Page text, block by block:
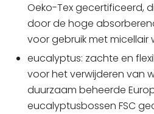
Oeko-Tex gecertificeerd,
door de hoge
voor gebruik met micellair
eucalyptus: zachte en
voor het verwijderen van
duurzaam beheerde
eucalyptusbossen FSC